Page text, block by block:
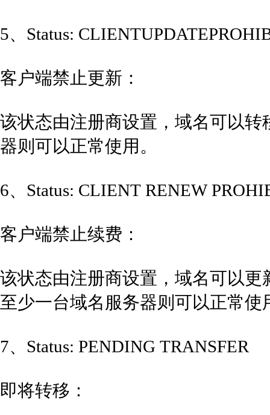
5、Status:
客户端禁止更新：
该状态由注册商设置，域名可以
器则可以正常使用。
6、Status: CLIENT RENEW
客户端禁止续费：
该状态由注册商设置，域名可以
至少一台域名服务器则可以正常
7、Status: PENDING TRANSFER
即将转移：